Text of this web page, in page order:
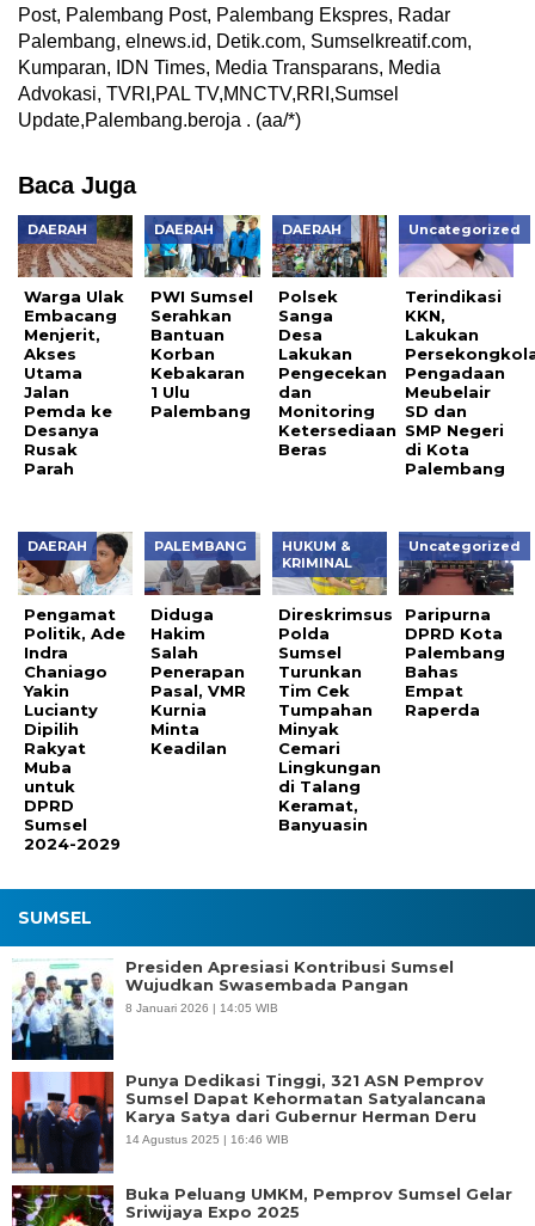
Post, Palembang Post, Palembang Ekspres, Radar
Palembang, elnews.id, Detik.com, Sumselkreatif.com,
Kumparan, IDN Times, Media Transparans, Media
Advokasi, TVRI,PAL TV,MNCTV,RRI,Sumsel
Update,Palembang.beroja . (aa/*)
Baca Juga
DAERAH
Warga Ulak
Embacang
Menjerit,
Akses
Utama
Jalan
Pemda ke
Desanya
Rusak
Parah
DAERAH
PWI Sumsel
Serahkan
Bantuan
Korban
Kebakaran
1 Ulu
Palembang
DAERAH
Polsek
Sanga
Desa
Lakukan
Pengecekan
dan
Monitoring
Ketersediaan
Beras
Uncategorized
Terindikasi
KKN,
Lakukan
Pengadaan
Meubelair
SD dan
SMP Negeri
di Kota
Palembang
DAERAH
Pengamat
Politik, Ade
Indra
Chaniago
Yakin
Lucianty
Dipilih
Rakyat
Muba
untuk
DPRD
Sumsel
2024-2029
PALEMBANG
Diduga
Hakim
Salah
Penerapan
Pasal, VMR
Kurnia
Minta
Keadilan
HUKUM &
KRIMINAL
Direskrimsus
Polda
Sumsel
Turunkan
Tim Cek
Tumpahan
Minyak
Cemari
Lingkungan
di Talang
Keramat,
Banyuasin
Uncategorized
Paripurna
DPRD Kota
Palembang
Bahas
Empat
Raperda
SUMSEL
Presiden Apresiasi Kontribusi Sumsel
Wujudkan Swasembada Pangan
8 Januari 2026 | 14:05 WIB
Punya Dedikasi Tinggi, 321 ASN Pemprov
Sumsel Dapat Kehormatan Satyalancana
Karya Satya dari Gubernur Herman Deru
14 Agustus 2025 | 16:46 WIB
Buka Peluang UMKM, Pemprov Sumsel Gelar
Sriwijaya Expo 2025